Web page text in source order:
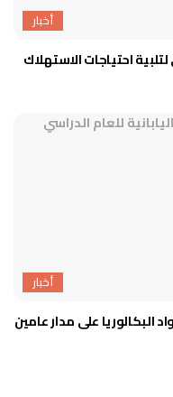
أخبار
احتياجات الاستهلاك
أخبار
البكالوريا على مدار عامين